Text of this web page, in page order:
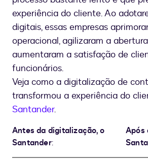
experiência do cliente. Ao
digitais, essas empresas
operacional, agilizaram a
aumentaram a satisfação de
funcionários.
Veja como a digitalização de
transformou a experiência do
Santander.
Antes da digitalização, o
Santander:
Após